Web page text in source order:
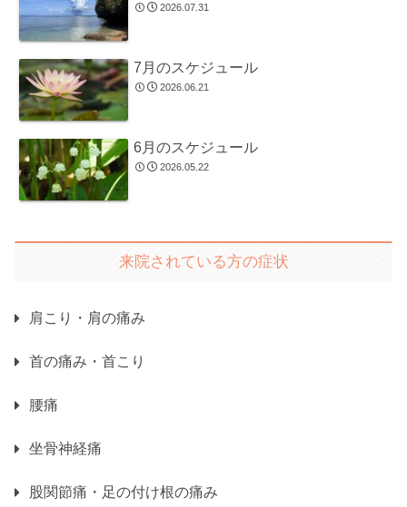
2026.07.31
7月のスケジュール
2026.06.21
6月のスケジュール
2026.05.22
来院されている方の症状
肩こり・肩の痛み
首の痛み・首こり
腰痛
坐骨神経痛
股関節痛・足の付け根の痛み